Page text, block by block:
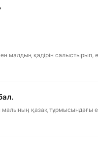
малдың қадірін
қазақ тұрмысындағы